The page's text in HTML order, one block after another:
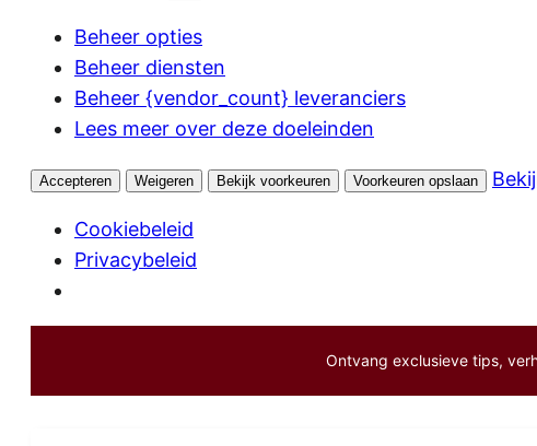
Beheer opties
Beheer diensten
Beheer {vendor_count} leveranciers
Lees meer over deze doeleinden
Accepteren Weigeren Bekijk voorkeuren Voorkeuren opslaan
Cookiebeleid
Privacybeleid
Ontvang exclusieve tips,